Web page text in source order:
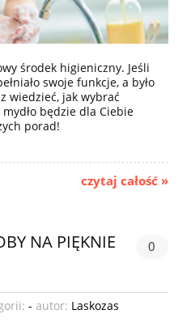
środek higieniczny. Jeśli
swoje funkcje, a było
wiedzieć, jak wybrać
będzie dla Ciebie
porad!
czytaj całość »
NA PIĘKNIE
0
- autor: Laskozas